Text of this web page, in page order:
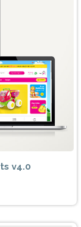
v4.0